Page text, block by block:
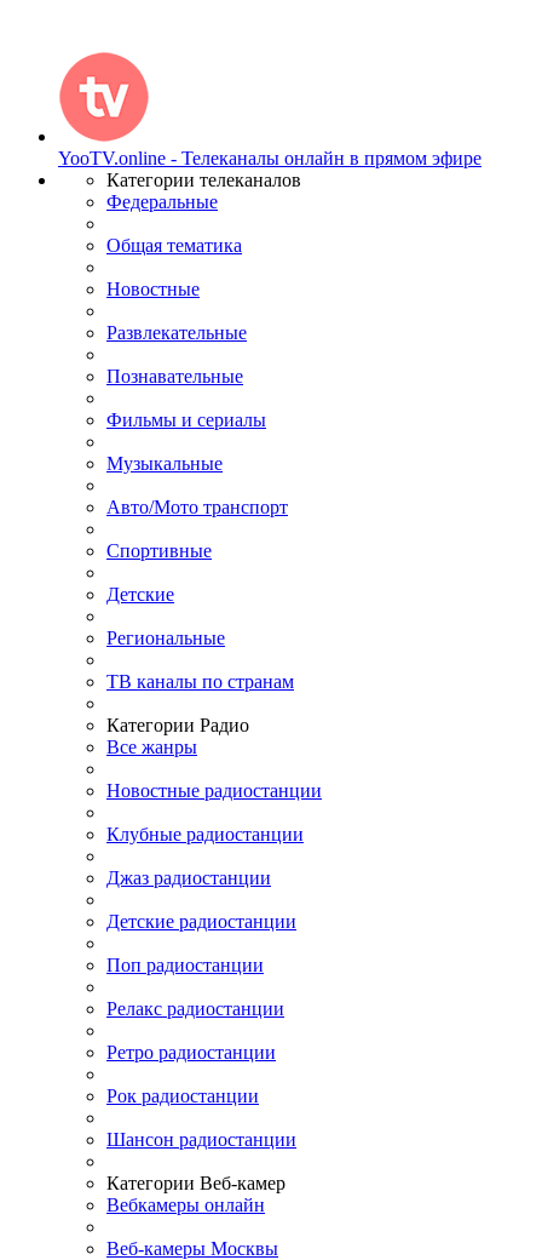
YooTV.online - Телеканалы онлайн в прямом эфире
Категории телеканалов
Федеральные
Общая тематика
Новостные
Развлекательные
Познавательные
Фильмы и сериалы
Музыкальные
Авто/Мото транспорт
Спортивные
Детские
Региональные
ТВ каналы по странам
Категории Радио
Все жанры
Новостные радиостанции
Клубные радиостанции
Джаз радиостанции
Детские радиостанции
Поп радиостанции
Релакс радиостанции
Ретро радиостанции
Рок радиостанции
Шансон радиостанции
Категории Веб-камер
Вебкамеры онлайн
Веб-камеры Москвы